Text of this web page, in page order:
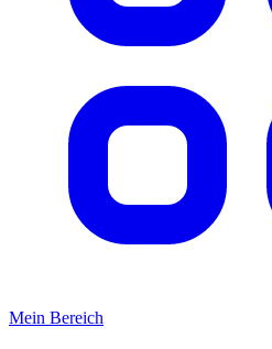
Mein Bereich